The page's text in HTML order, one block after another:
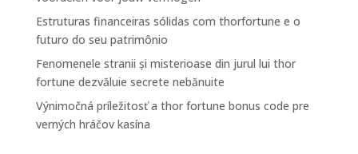
Estruturas financeiras sólidas com thorfortune e o
futuro do seu patrimônio
Fenomenele stranii și misterioase din jurul lui thor
fortune dezvăluie secrete nebănuite
Výnimočná príležitosť a thor fortune bonus code pre
verných hráčov kasína